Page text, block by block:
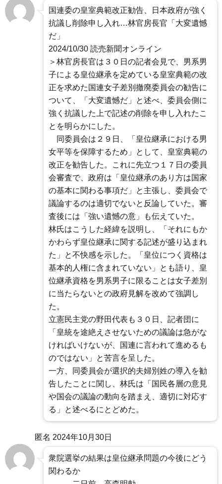
国連委の皇室典範改正勧告、日本政府が強く
抗議し削除申し入れ…林官房長官「大変遺憾
だ」
2024/10/30 読売新聞オンライン
＞林官房長官は３０日の記者会見で、男系男
子による皇位継承を定めている皇室典範の改
正を求めた国連女子差別撤廃委員会の勧告に
ついて、「大変遺憾だ」と述べ、委員会側に
強く抗議した上で記述の削除を申し入れたこ
とを明らかにした。
同委員会は２９日、「皇位継承における男
女平等を保障するため」として、皇室典範の
改正を勧告した。これに先立つ１７日の委員
会審査で、政府は「皇位継承のあり方は国家
の基本に関わる事項だ」と主張し、委員会で
議論するのは適切でないと反論していた。審
査後には「強い遺憾の意」も伝えていた。
林氏はこうした経緯を説明し、「それにもか
かわらず皇位継承に関する記述が盛り込まれ
た」と不快感を示した。「皇位につく資格は
基本的人権に含まれていない」とも語り、皇
位継承資格を男系男子に限ることは女子差別
に当たらないとの政府見解を改めて強調し
た。
立憲民主党の野田代表も３０日、記者団に
「皇統を途絶えさせないための議論は急がな
ければいけないが、国連に言われて進めるも
のではない」と苦言を呈した。
一方、同委員会が選択的夫婦別姓の導入を勧
告したことに関し、林氏は「国民各層の意見
や国会の議論の動向を踏まえ、適切に対応す
る」と述べるにとどめた。
匿名 2024年10月30日
衆院選挙の結果は皇位継承問題の今後にどう
関わるか